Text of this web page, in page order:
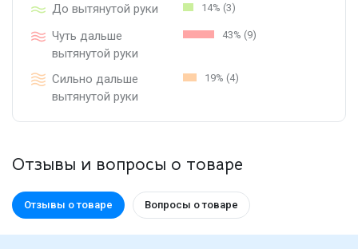
До вытянутой руки 14% (3)
Чуть дальше
вытянутой руки
43% (9)
Сильно дальше
вытянутой руки
19% (4)
Отзывы и вопросы о товаре
Отзывы о товаре Вопросы о товаре